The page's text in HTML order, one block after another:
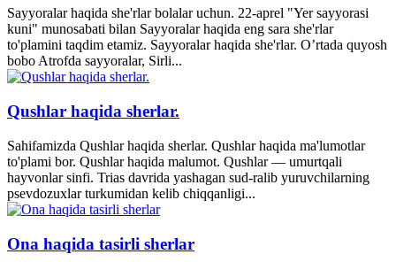
Sayyoralar haqida she'rlar bolalar uchun. 22-aprel "Yer sayyorasi
kuni" munosabati bilan Sayyoralar haqida eng sara she'rlar
to'plamini taqdim etamiz. Sayyoralar haqida she'rlar. O’rtada quyosh
bobo Atrofda sayyoralar, Sirli...
Qushlar haqida sherlar.
Sahifamizda Qushlar haqida sherlar. Qushlar haqida ma'lumotlar
to'plami bor. Qushlar haqida malumot. Qushlar — umurtqali
hayvonlar sinfi. Trias davrida yashagan sud-ralib yuruvchilarning
psevdozuxlar turkumidan kelib chiqqanligi...
Ona haqida tasirli sherlar